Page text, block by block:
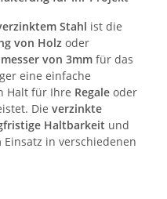
Stahl ist die
von Holz oder
von 3mm für das
eine einfache
Halt für Ihre Regale oder
Die verzinkte
Haltbarkeit und
Einsatz in verschiedenen